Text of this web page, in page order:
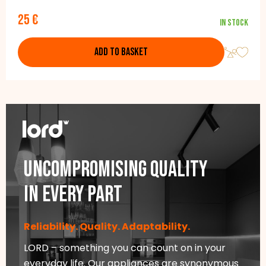
25 € In stock
ADD TO BASKET
Uncompromising quality
in every part
Reliability. Quality. Adaptability.
LORD – something you can count on in your